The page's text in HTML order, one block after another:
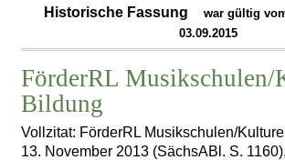
Historische Fassung
war gültig
03.09.2015
FörderRL
Bildung
Vollzitat: FörderRL Musikschulen/
13. November 2013 (SächsABl. S.